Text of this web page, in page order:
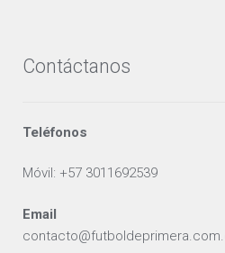
Contáctanos
Teléfonos
Móvil: +57 3011692539
Email